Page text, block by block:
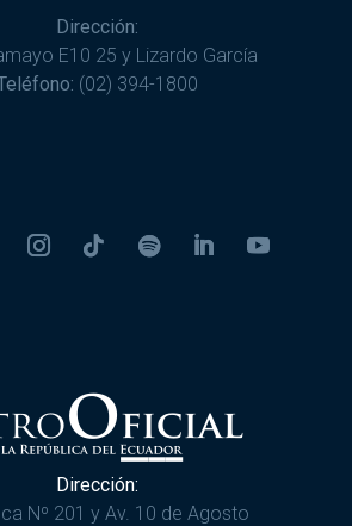
Dirección:
E10 25 y Lizardo García
(02) 394-1800
Dirección:
Nº 201 y Av. 10 de Agosto